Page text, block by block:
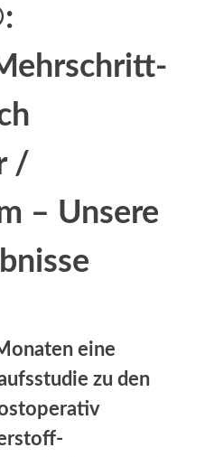
/
– Unsere
eine
zu den